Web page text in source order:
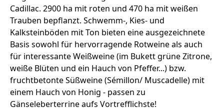
Cadillac. 2900 ha mit roten und 470 ha mit weißen
Trauben bepflanzt. Schwemm-, Kies- und
Kalksteinböden mit Ton bieten eine ausgezeichnete
Basis sowohl für hervorragende Rotweine als auch
für interessante Weißweine (im Bukett grüne Zitrone,
weiße Blüten und ein Hauch von Pfeffer...) bzw.
fruchtbetonte Süßweine (Sémillon/ Muscadelle) mit
einem Hauch von Honig - passen zu
Gänseleberterrine aufs Vortrefflichste!